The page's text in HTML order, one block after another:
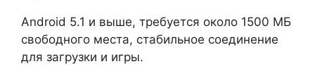
Android 5.1 и выше, требуется около 1500 МБ
свободного места, стабильное соединение
для загрузки и игры.